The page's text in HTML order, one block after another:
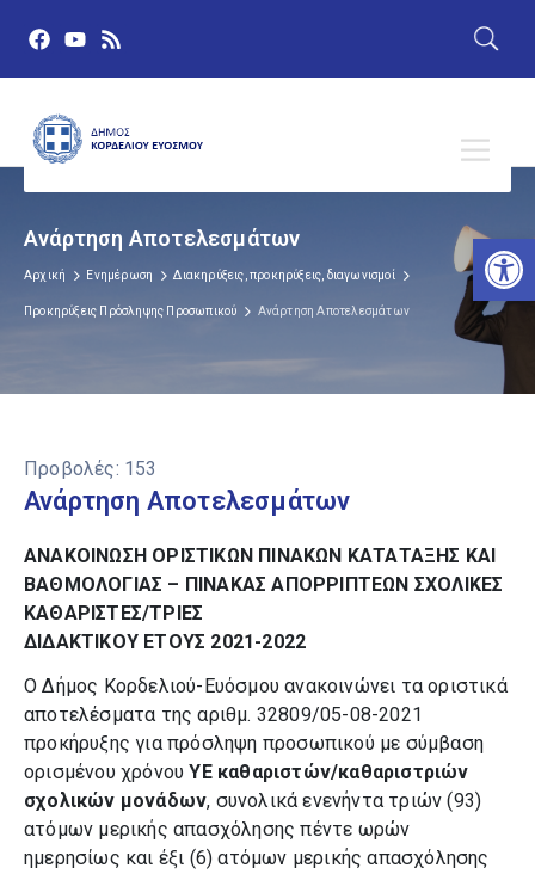
Ανάρτηση Αποτελεσμάτων
Αρχική Ενημέρωση Διακηρύξεις, προκηρύξεις, διαγωνισμοί
Προκηρύξεις Πρόσληψης Προσωπικού Ανάρτηση Αποτελεσμάτων
Προβολές: 153
Ανάρτηση Αποτελεσμάτων
ΑΝΑΚΟΙΝΩΣΗ ΟΡΙΣΤΙΚΩΝ ΠΙΝΑΚΩΝ ΚΑΤΑΤΑΞΗΣ ΚΑΙ
ΒΑΘΜΟΛΟΓΙΑΣ – ΠΙΝΑΚΑΣ ΑΠΟΡΡΙΠΤΕΩΝ ΣΧΟΛΙΚΕΣ
ΚΑΘΑΡΙΣΤΕΣ/ΤΡΙΕΣ
ΔΙΔΑΚΤΙΚΟΥ ΕΤΟΥΣ 2021-2022
Ο Δήμος Κορδελιού-Ευόσμου ανακοινώνει τα οριστικά
αποτελέσματα της αριθμ. 32809/05-08-2021
προκήρυξης για πρόσληψη προσωπικού με σύμβαση
ορισμένου χρόνουΥΕ καθαριστών/καθαριστριών
σχολικών μονάδων, συνολικά ενενήντα τριών (93)
ατόμων μερικής απασχόλησης πέντε ωρών
ημερησίως και έξι (6) ατόμων μερικής απασχόλησης